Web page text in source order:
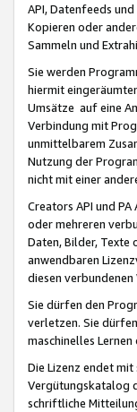
API, Datenfeeds
Kopieren oder
Sammeln und
Sie werden
hiermit
Umsätze auf eine
Verbindung mit
unmittelbarem
Nutzung der
nicht mit einer
Creators API und
oder mehreren
Daten, Bilder, Texte
anwendbaren
diesen
Sie dürfen den
verletzen. Sie
maschinelles
Die Lizenz endet
Vergütungskatalog
schriftliche